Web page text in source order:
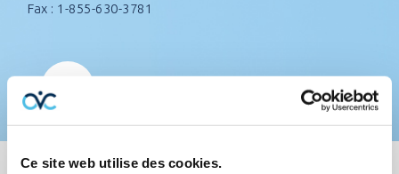
Ce site web utilise des cookies.
Fax : 1-855-630-3781